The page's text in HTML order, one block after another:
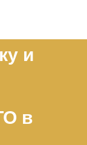
и
в